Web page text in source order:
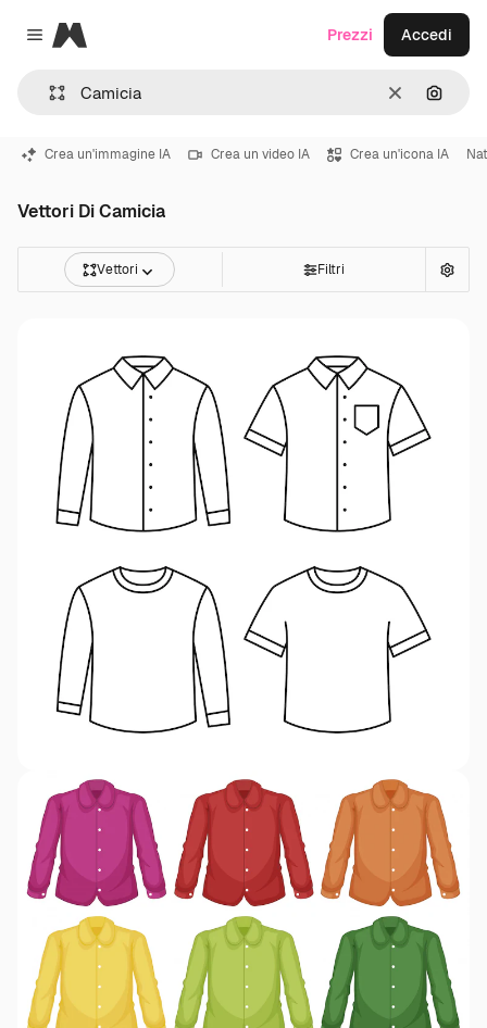
Close menu
Magnific
CancellaCerca
Prezzi Accedi
Crea un'immagine IA Crea un video IA Crea un'icona IA
Vettori Di Camicia
Vettori Filtri